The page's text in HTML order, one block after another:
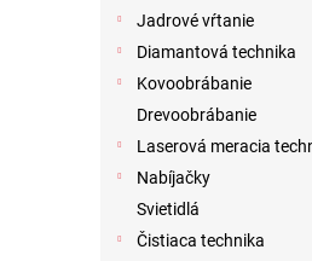
Jadrové vŕtanie
Diamantová technika
Kovoobrábanie
Drevoobrábanie
Laserová meracia
Nabíjačky
Svietidlá
Čistiaca technika